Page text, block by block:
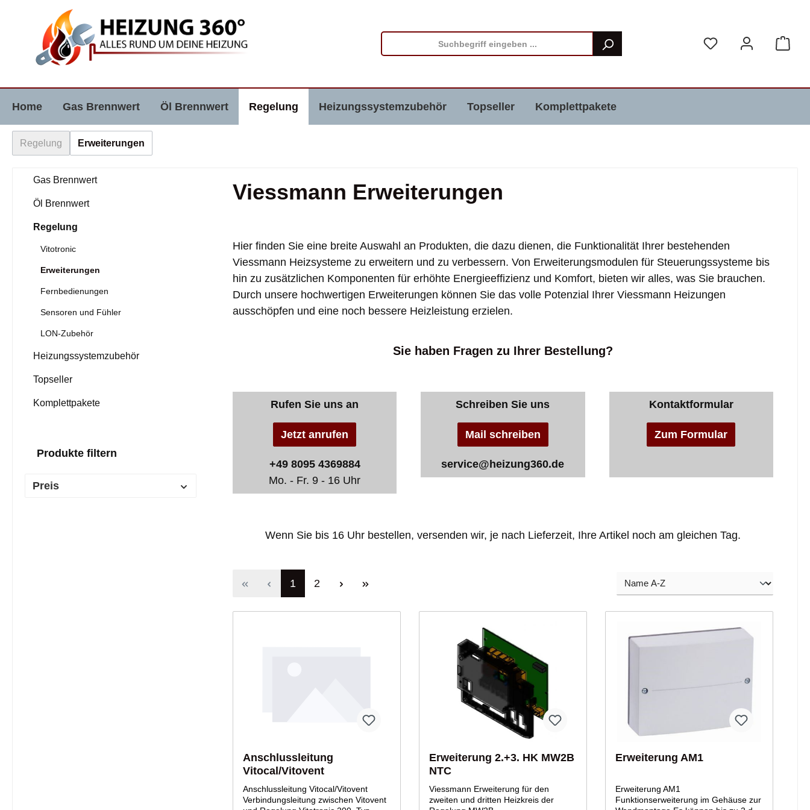
Zur Hauptnavigation springen
Home Gas Brennwert Öl Brennwert Regelung Heizungssystemzubehör Topseller Komplettpakete
Regelung Erweiterungen
Gas Brennwert
Öl Brennwert
Regelung
Vitotronic
Erweiterungen
Fernbedienungen
Sensoren und Fühler
LON-Zubehör
Heizungssystemzubehör
Topseller
Komplettpakete
Produkte filtern
Preis
Viessmann Erweiterungen
Hier finden Sie eine breite Auswahl an Produkten, die dazu dienen, die Funktionalität Ihrer bestehenden
Viessmann Heizsysteme zu erweitern und zu verbessern. Von Erweiterungsmodulen für Steuerungssysteme bis
hin zu zusätzlichen Komponenten für erhöhte Energieeffizienz und Komfort, bieten wir alles, was Sie brauchen.
Durch unsere hochwertigen Erweiterungen können Sie das volle Potenzial Ihrer Viessmann Heizungen
ausschöpfen und eine noch bessere Heizleistung erzielen.
Sie haben Fragen zu Ihrer Bestellung?
Rufen Sie uns an
Jetzt anrufen
+49 8095 4369884
Mo. - Fr. 9 - 16 Uhr
Schreiben Sie uns
Mail schreiben
service@heizung360.de
Kontaktformular
Zum Formular
Wenn Sie bis 16 Uhr bestellen, versenden wir, je nach Lieferzeit, Ihre Artikel noch am gleichen Tag.
1 2
Anschlussleitung
Vitocal/Vitovent
Anschlussleitung Vitocal/Vitovent
Verbindungsleitung zwischen Vitovent
Erweiterung 2.+3. HK MW2B
NTC
Viessmann Erweiterung für den
zweiten und dritten Heizkreis der
Erweiterung AM1
Erweiterung AM1
Funktionserweiterung im Gehäuse zur